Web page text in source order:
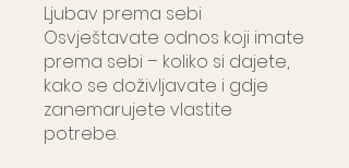
Ljubav prema sebi
Osvještavate odnos koji imate
prema sebi – koliko si dajete,
kako se doživljavate i gdje
zanemarujete vlastite
potrebe.